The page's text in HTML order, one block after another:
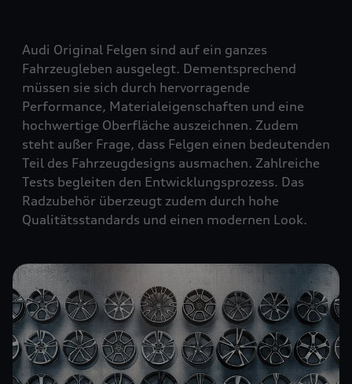
Audi Original Felgen sind auf ein ganzes
Fahrzeugleben ausgelegt. Dementsprechend
müssen sie sich durch hervorragende
Performance, Materialeigenschaften und eine
hochwertige Oberfläche auszeichnen. Zudem
steht außer Frage, dass Felgen einen bedeutenden
Teil des Fahrzeugdesigns ausmachen. Zahlreiche
Tests begleiten den Entwicklungsprozess. Das
Radzubehör überzeugt zudem durch hohe
Qualitätsstandards und einen modernen Look.